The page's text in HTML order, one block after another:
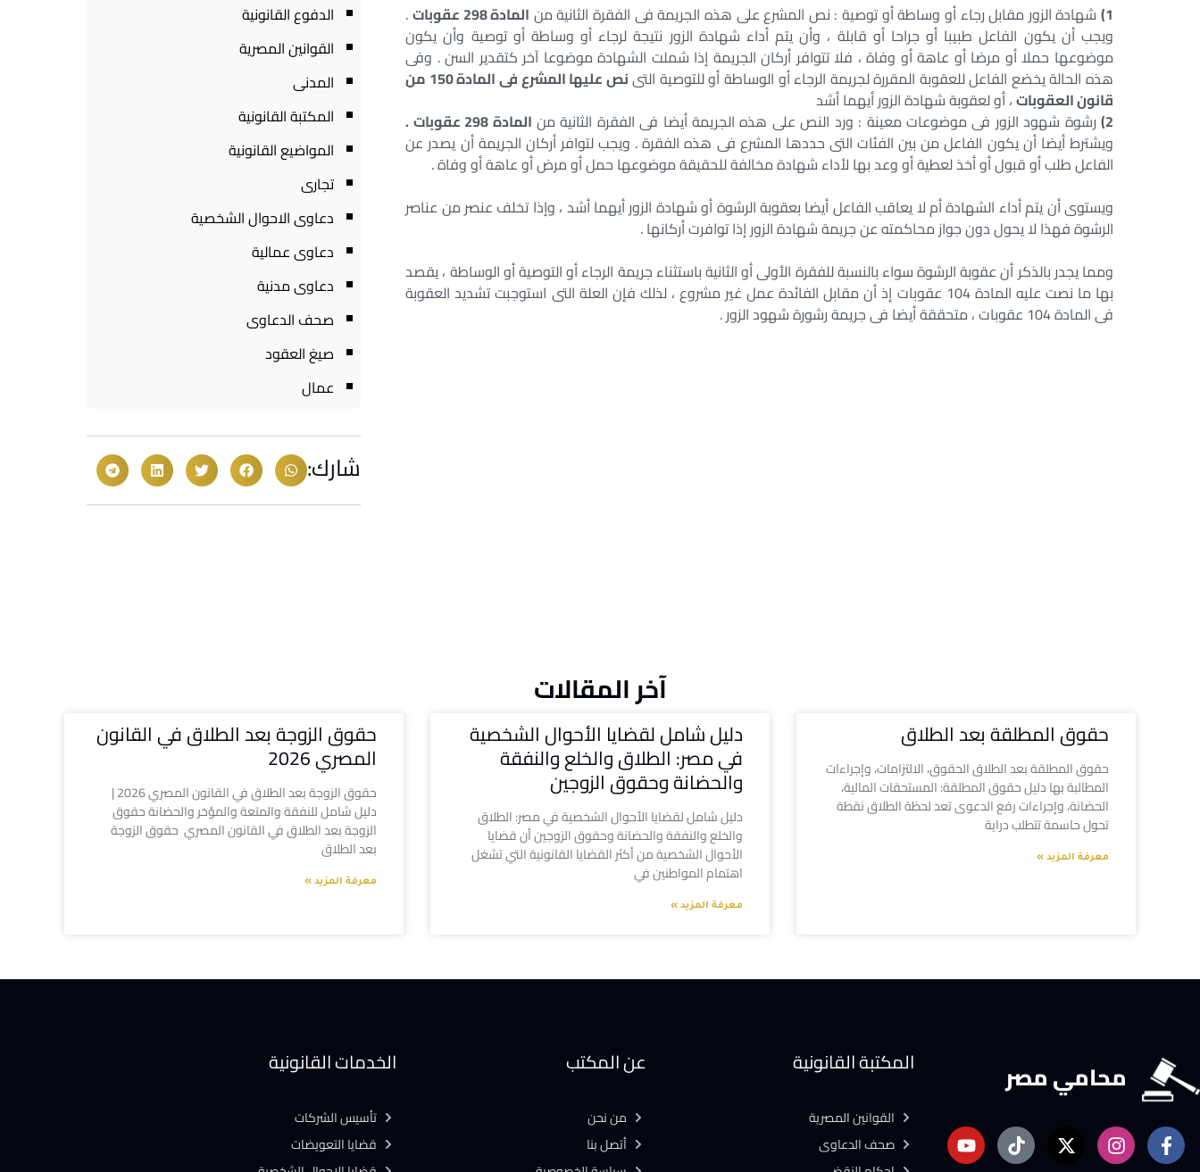
1)شهادة الزور مقابل رجاء أو وساطة أو توصية : نص المشرع على هذه الجريمة فى الفقرة الثانية من المادة 298 عقوبات
.
ويجب أن يكون الفاعل طبيبا أو جراحا أو قابلة ، وأن يتم أداء شهادة الزور نتيجة لرجاء أو وساطة أو توصية وأن يكون
موضوعها حملا أو مرضا أو عاهة أو وفاة ، فلا تتوافر أركان الجريمة إذا شملت الشهادة موضوعا آخر كتقدير السن . وفى
هذه الحالة يخضع الفاعل للعقوبة المقررة لجريمة الرجاء أو الوساطة أو للتوصية التى
نص عليها المشرع فى المادة 150 من
قانون العقوبات، أو لعقوبة شهادة الزور أيهما أشد
2)رشوة شهود الزور فى موضوعات معينة : ورد النص على هذه الجريمة أيضا فى الفقرة الثانية من المادة 298 عقوبات .
ويشترط أيضا أن يكون الفاعل من بين الفئات التى حددها المشرع فى هذه الفقرة . ويجب لتوافر أركان الجريمة أن يصدر عن
الفاعل طلب أو قبول أو أخذ لعطية أو وعد بها لأداء شهادة مخالفة للحقيقة موضوعها حمل أو مرض أو عاهة أو وفاة .
ويستوى أن يتم أداء الشهادة أم لا يعاقب الفاعل أيضا بعقوبة الرشوة أو شهادة الزور أيهما أشد ، وإذا تخلف عنصر من عناصر
الرشوة فهذا لا يحول دون جواز محاكمته عن جريمة شهادة الزور إذا توافرت أركانها .
ومما يجدر بالذكر أن عقوبة الرشوة سواء بالنسبة للفقرة الأولى أو الثانية باستثناء جريمة الرجاء أو التوصية أو الوساطة ، يقصد
بها ما نصت عليه المادة 104 عقوبات إذ أن مقابل الفائدة عمل غير مشروع ، لذلك فإن العلة التى استوجبت تشديد العقوبة
فى المادة 104 عقوبات ، متحققة أيضا فى جريمة رشورة شهود الزور .
الدفوع القانونية
القوانين المصرية
المدنى
المكتبة القانونية
المواضيع القانونية
تجارى
دعاوى الاحوال الشخصية
دعاوى عمالية
دعاوى مدنية
صحف الدعاوى
صيغ العقود
عمال
شارك:
آخر المقالات
حقوق المطلقة بعد الطلاق
حقوق المطلقة بعد الطلاق الحقوق، الالتزامات، وإجراءات
المطالبة بها دليل حقوق المطلقة: المستحقات المالية،
الحضانة، وإجراءات رفع الدعوى تعد لحظة الطلاق نقطة
تحول حاسمة تتطلب دراية
معرفة المزيد »
دليل شامل لقضايا الأحوال الشخصية
في مصر: الطلاق والخلع والنفقة
والحضانة وحقوق الزوجين
دليل شامل لقضايا الأحوال الشخصية في مصر: الطلاق
والخلع والنفقة والحضانة وحقوق الزوجين أن قضايا
الأحوال الشخصية من أكثر القضايا القانونية التي تشغل
اهتمام المواطنين في
معرفة المزيد »
حقوق الزوجة بعد الطلاق في القانون
المصري 2026
حقوق الزوجة بعد الطلاق في القانون المصري 2026 |
دليل شامل للنفقة والمتعة والمؤخر والحضانة حقوق
الزوجة بعد الطلاق في القانون المصري حقوق الزوجة
بعد الطلاق
معرفة المزيد »
محامي مصر المكتبة القانونية
القوانين المصرية
صحف الدعاوى
عن المكتب
من نحن
أتصل بنا
الخدمات القانونية
تأسيس الشركات
قضايا التعويضات